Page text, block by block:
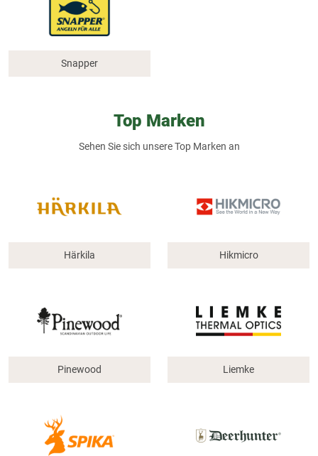
Snapper
Top Marken
Sehen Sie sich unsere Top Marken an
Härkila Hikmicro
Pinewood Liemke